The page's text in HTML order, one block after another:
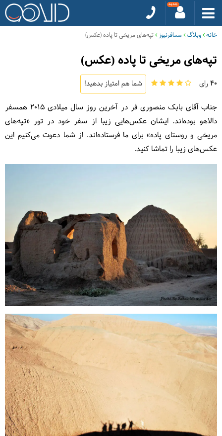
خانه وبلاگ مسافرنیوز تپه‌های مریخی تا پاده (عکس)
تپه‌های مریخی تا پاده (عکس)
40رای شما هم امتیاز بدهید!
جناب آقای بابک منصوری فر
در آخرین روز سال میلادی 2015 همسفر
دالاهو بوده‌اند. ایشان عکس‌هایی زیبا از سفر خود در تور «تپه‌های
مریخی و روستای پاده» برای ما فرستاده‌اند. از شما دعوت می‌کنیم این
عکس‌های زیبا را تماشا کنید.